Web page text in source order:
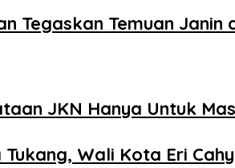
Tegaskan Temuan Janin
JKN Hanya Untuk
Wali Kota Eri